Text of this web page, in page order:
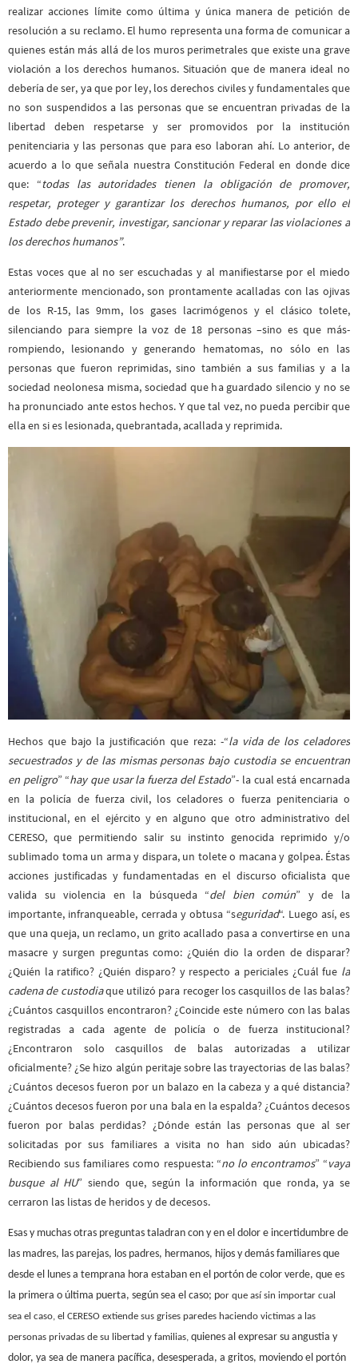
realizar acciones límite como última y única manera de petición de
resolución a su reclamo. El humo representa una forma de comunicar a
quienes están más allá de los muros perimetrales que existe una grave
violación a los derechos humanos. Situación que de manera ideal no
debería de ser, ya que por ley, los derechos civiles y fundamentales que
no son suspendidos a las personas que se encuentran privadas de la
libertad deben respetarse y ser promovidos por la institución
penitenciaria y las personas que para eso laboran ahí. Lo anterior, de
acuerdo a lo que señala nuestra Constitución Federal en donde dice
que: “todas las autoridades tienen la obligación de promover,
respetar, proteger y garantizar los derechos humanos, por ello el
Estado debe prevenir, investigar, sancionar y reparar las violaciones a
los derechos humanos”.
Estas voces que al no ser escuchadas y al manifiestarse por el miedo
anteriormente mencionado, son prontamente acalladas con las ojivas
de los R-15, las 9mm, los gases lacrimógenos y el clásico tolete,
silenciando para siempre la voz de 18 personas –sino es que más-
rompiendo, lesionando y generando hematomas, no sólo en las
personas que fueron reprimidas, sino también a sus familias y a la
sociedad neolonesa misma, sociedad que ha guardado silencio y no se
ha pronunciado ante estos hechos. Y que tal vez, no pueda percibir que
ella en si es lesionada, quebrantada, acallada y reprimida.
Hechos que bajo la justificación que reza: -“la vida de los celadores
secuestrados y de las mismas personas bajo custodia se encuentran
en peligro” “hay que usar la fuerza del Estado”- la cual está encarnada
en la policía de fuerza civil, los celadores o fuerza penitenciaria o
institucional, en el ejército y en alguno que otro administrativo del
CERESO, que permitiendo salir su instinto genocida reprimido y/o
sublimado toma un arma y dispara, un tolete o macana y golpea. Éstas
acciones justificadas y fundamentadas en el discurso oficialista que
valida su violencia en la búsqueda “del bien común” y de la
importante, infranqueable, cerrada y obtusa “seguridad“. Luego así, es
que una queja, un reclamo, un grito acallado pasa a convertirse en una
masacre y surgen preguntas como: ¿Quién dio la orden de disparar?
¿Quién la ratifico? ¿Quién disparo? y respecto a periciales ¿Cuál fue la
cadena de custodiaque utilizó para recoger los casquillos de las balas?
¿Cuántos casquillos encontraron? ¿Coincide este número con las balas
registradas a cada agente de policía o de fuerza institucional?
¿Encontraron solo casquillos de balas autorizadas a utilizar
oficialmente? ¿Se hizo algún peritaje sobre las trayectorias de las balas?
¿Cuántos decesos fueron por un balazo en la cabeza y a qué distancia?
¿Cuántos decesos fueron por una bala en la espalda? ¿Cuántos decesos
fueron por balas perdidas? ¿Dónde están las personas que al ser
solicitadas por sus familiares a visita no han sido aún ubicadas?
Recibiendo sus familiares como respuesta: “no lo encontramos” “vaya
busque al HU” siendo que, según la información que ronda, ya se
cerraron las listas de heridos y de decesos.
Esas y muchas otras preguntas taladran con y en el dolor e incertidumbre de
las madres, las parejas, los padres, hermanos, hijos y demás familiares que
desde el lunes a temprana hora estaban en el portón de color verde, que es
la primera o última puerta, según sea el caso; por que así sin importar cual
sea el caso, el CERESO extiende sus grises paredes haciendo victimas a las
personas privadas de su libertad y familias, quienes al expresar su angustia y
dolor, ya sea de manera pacífica, desesperada, a gritos, moviendo el portón